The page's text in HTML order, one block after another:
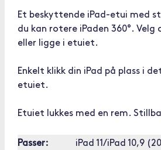
Et beskyttende iPad-etui med
du kan rotere iPaden 360°. Velg
eller ligge i etuiet.
Enkelt klikk din iPad på plass i
etuiet.
Etuiet lukkes med en rem.
Passer:
iPad 11/iPad 10,9